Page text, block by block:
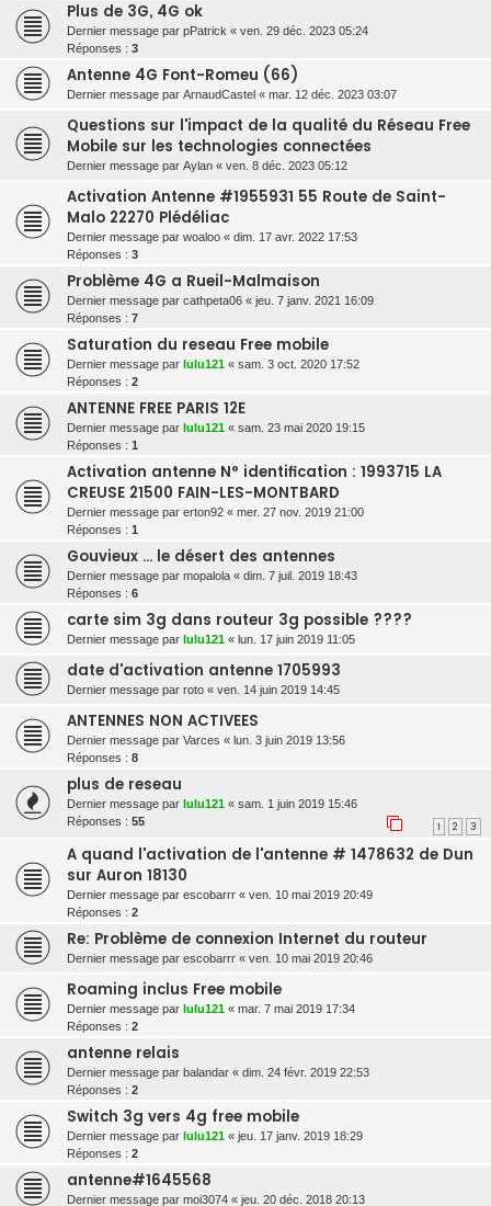
Plus de 3G, 4G ok
Dernier message par pPatrick « ven. 29 déc. 2023 05:24
Réponses : 3
Antenne 4G Font-Romeu (66)
Dernier message par ArnaudCastel « mar. 12 déc. 2023 03:07
Questions sur l'impact de la qualité du Réseau Free
Mobile sur les technologies connectées
Dernier message par Aylan « ven. 8 déc. 2023 05:12
Activation Antenne #1955931 55 Route de Saint-
Malo 22270 Plédéliac
Dernier message par woaloo « dim. 17 avr. 2022 17:53
Réponses : 3
Problème 4G a Rueil-Malmaison
Dernier message par cathpeta06 « jeu. 7 janv. 2021 16:09
Réponses : 7
Saturation du reseau Free mobile
Dernier message par lulu121 « sam. 3 oct. 2020 17:52
Réponses : 2
ANTENNE FREE PARIS 12E
Dernier message par lulu121 « sam. 23 mai 2020 19:15
Réponses : 1
Activation antenne N° identification : 1993715 LA
CREUSE 21500 FAIN-LES-MONTBARD
Dernier message par erton92 « mer. 27 nov. 2019 21:00
Réponses : 1
Gouvieux ... le désert des antennes
Dernier message par mopalola « dim. 7 juil. 2019 18:43
Réponses : 6
carte sim 3g dans routeur 3g possible ????
Dernier message par lulu121 « lun. 17 juin 2019 11:05
date d'activation antenne 1705993
Dernier message par roto « ven. 14 juin 2019 14:45
ANTENNES NON ACTIVEES
Dernier message par Varces « lun. 3 juin 2019 13:56
Réponses : 8
plus de reseau
Dernier message par lulu121 « sam. 1 juin 2019 15:46
Réponses : 55 1 2 3
A quand l'activation de l'antenne # 1478632 de Dun
sur Auron 18130
Dernier message par escobarrr « ven. 10 mai 2019 20:49
Réponses : 2
Re: Problème de connexion Internet du routeur
Dernier message par escobarrr « ven. 10 mai 2019 20:46
Roaming inclus Free mobile
Dernier message par lulu121 « mar. 7 mai 2019 17:34
Réponses : 2
antenne relais
Dernier message par balandar « dim. 24 févr. 2019 22:53
Réponses : 2
Switch 3g vers 4g free mobile
Dernier message par lulu121 « jeu. 17 janv. 2019 18:29
Réponses : 2
antenne#1645568
Dernier message par moi3074 « jeu. 20 déc. 2018 20:13